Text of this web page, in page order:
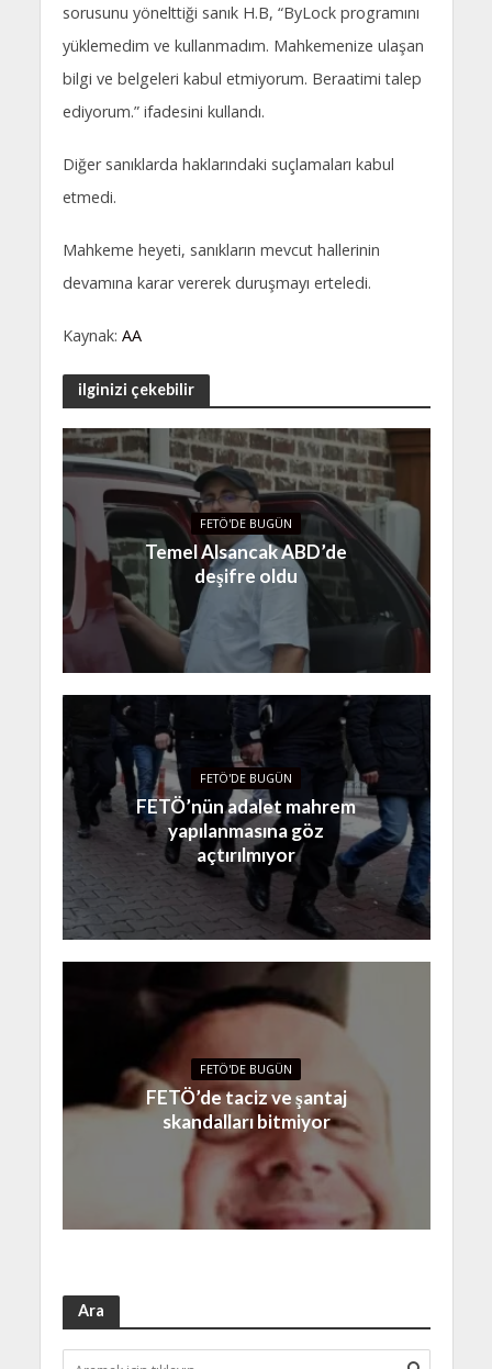
sorusunu yönelttiği sanık H.B, “ByLock programını
yüklemedim ve kullanmadım. Mahkemenize ulaşan
bilgi ve belgeleri kabul etmiyorum. Beraatimi talep
ediyorum.” ifadesini kullandı.
Diğer sanıklarda haklarındaki suçlamaları kabul
etmedi.
Mahkeme heyeti, sanıkların mevcut hallerinin
devamına karar vererek duruşmayı erteledi.
Kaynak: AA
ilginizi çekebilir
FETÖ'DE BUGÜN
Temel Alsancak ABD’de
deşifre oldu
FETÖ'DE BUGÜN
FETÖ’nün adalet mahrem
yapılanmasına göz
açtırılmıyor
FETÖ'DE BUGÜN
FETÖ’de taciz ve şantaj
skandalları bitmiyor
Ara